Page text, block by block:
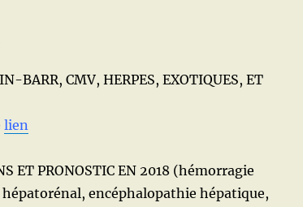
BARR, CMV, HERPES, EXOTIQUES, ET
lien
ET PRONOSTIC EN 2018 (hémorragie
encéphalopathie hépatique,